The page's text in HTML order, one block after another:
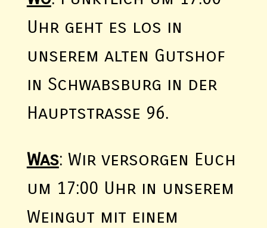
Uhr geht es los in
unserem alten Gutshof
in Schwabsburg in der
Hauptstraße 96.
Was: Wir versorgen Euch
um 17:00 Uhr in unserem
Weingut mit einem